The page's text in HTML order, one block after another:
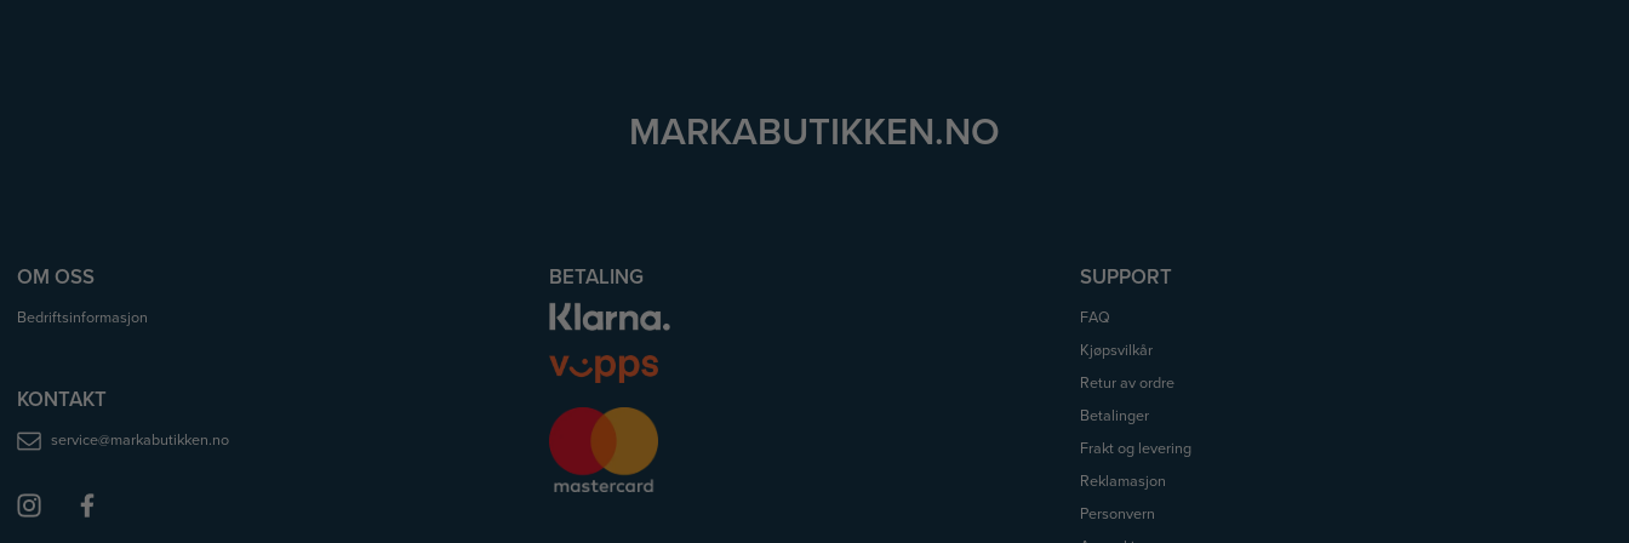
MARKABUTIKKEN.NO
OM OSS
Bedriftsinformasjon
KONTAKT
service@markabutikken.no
BETALING SUPPORT
FAQ
Kjøpsvilkår
Retur av ordre
Betalinger
Frakt og levering
Reklamasjon
Personvern